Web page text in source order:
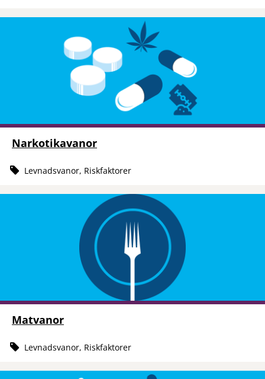
Narkotikavanor
Levnadsvanor, Riskfaktorer
Matvanor
Levnadsvanor, Riskfaktorer